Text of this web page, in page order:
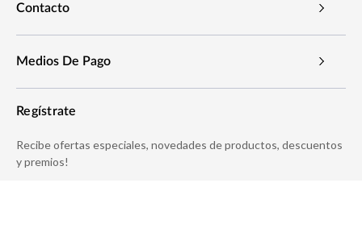
Contacto
Medios De Pago
Regístrate
Recibe ofertas especiales, novedades de productos, descuentos
y premios!